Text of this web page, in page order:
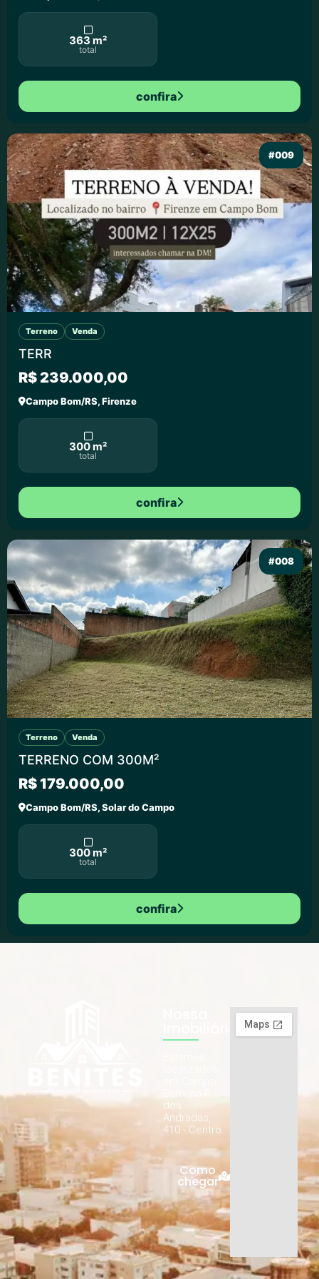
363 m²
total
confira
#009
Terreno Venda
TERR
R$ 239.000,00
Campo Bom/RS, Firenze
300 m²
total
confira
#008
Terreno Venda
TERRENO COM 300M²
R$ 179.000,00
Campo Bom/RS, Solar do Campo
300 m²
total
confira
dos
Andradas,
410 - Centro.
Como
chegar